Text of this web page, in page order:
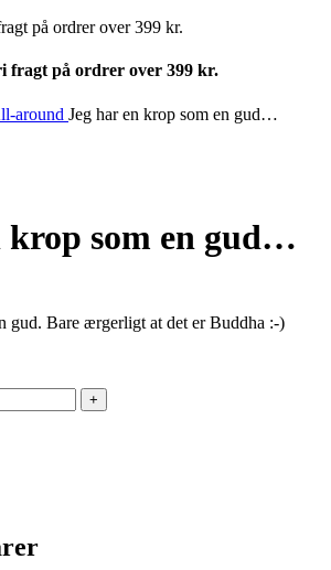
på ordrer over 399 kr.
fragt på ordrer over 399 kr.
around Jeg har en krop som en gud…
krop som en gud…
gud. Bare ærgerligt at det er Buddha :-)